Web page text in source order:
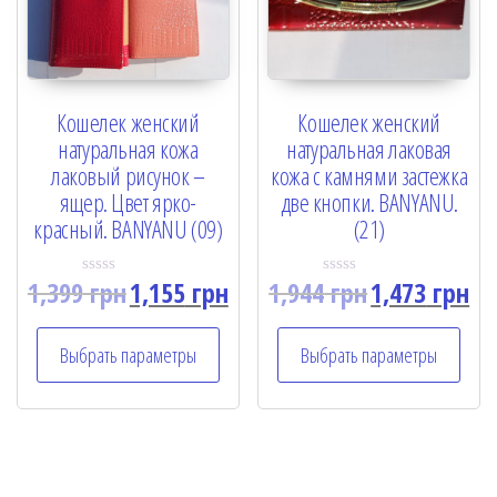
Кошелек женский
натуральная кожа
лаковый рисунок –
ящер. Цвет ярко-
красный. BANYANU (09)
R
a
d
0
o
u
1,399грн1,155грн
Выбрать параметры
Кошелек женский
натуральная лаковая
кожа с камнями застежка
две кнопки. BANYANU.
(21)
R
a
d
0
o
u
1,944грн1,473 грн
Выбрать параметры